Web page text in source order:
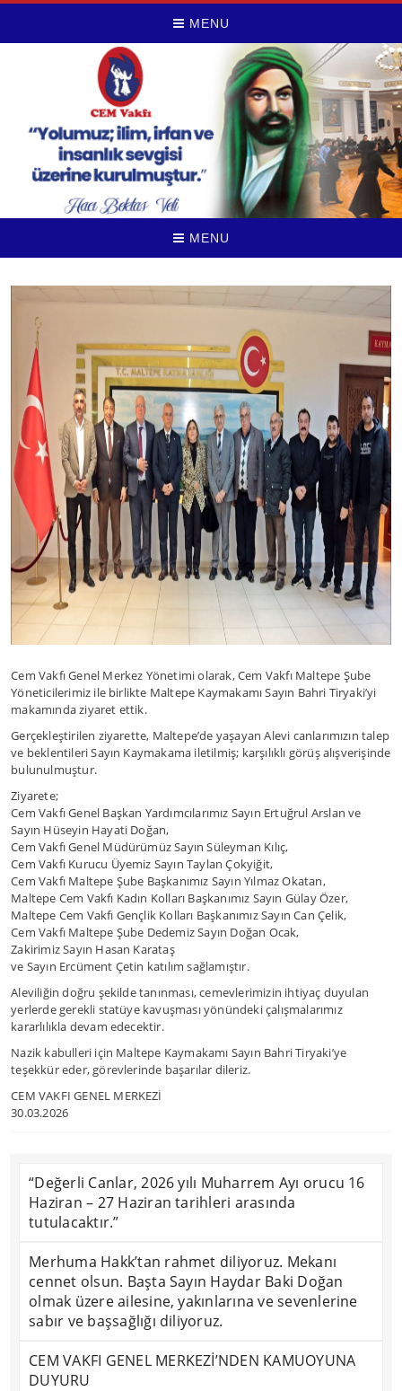
MENU
MENU
Cem Vakfı Genel Merkez Yönetimi olarak, Cem Vakfı Maltepe Şube
Yöneticilerimiz ile birlikte Maltepe Kaymakamı Sayın Bahri Tiryaki’yi
makamında ziyaret ettik.
Gerçekleştirilen ziyarette, Maltepe’de yaşayan Alevi canlarımızın talep
ve beklentileri Sayın Kaymakama iletilmiş; karşılıklı görüş alışverişinde
bulunulmuştur.
Ziyarete;
Cem Vakfı Genel Başkan Yardımcılarımız Sayın Ertuğrul Arslan ve
Sayın Hüseyin Hayati Doğan,
Cem Vakfı Genel Müdürümüz Sayın Süleyman Kılıç,
Cem Vakfı Kurucu Üyemiz Sayın Taylan Çokyiğit,
Cem Vakfı Maltepe Şube Başkanımız Sayın Yılmaz Okatan,
Maltepe Cem Vakfı Kadın Kolları Başkanımız Sayın Gülay Özer,
Maltepe Cem Vakfı Gençlik Kolları Başkanımız Sayın Can Çelik,
Cem Vakfı Maltepe Şube Dedemiz Sayın Doğan Ocak,
Zakirimiz Sayın Hasan Karataş
ve Sayın Ercüment Çetin katılım sağlamıştır.
Aleviliğin doğru şekilde tanınması, cemevlerimizin ihtiyaç duyulan
yerlerde gerekli statüye kavuşması yönündeki çalışmalarımız
kararlılıkla devam edecektir.
Nazik kabulleri için Maltepe Kaymakamı Sayın Bahri Tiryaki’ye
teşekkür eder, görevlerinde başarılar dileriz.
CEM VAKFI GENEL MERKEZİ
30.03.2026
“Değerli Canlar, 2026 yılı Muharrem Ayı orucu 16
Haziran – 27 Haziran tarihleri arasında
tutulacaktır.”
Merhuma Hakk’tan rahmet diliyoruz. Mekanı
cennet olsun. Başta Sayın Haydar Baki Doğan
olmak üzere ailesine, yakınlarına ve sevenlerine
sabır ve başsağlığı diliyoruz.
CEM VAKFI GENEL MERKEZİ’NDEN KAMUOYUNA
DUYURU